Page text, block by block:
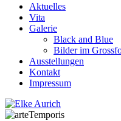
Aktuelles
Vita
Galerie
Black and Blue
Bilder im
Ausstellungen
Kontakt
Impressum